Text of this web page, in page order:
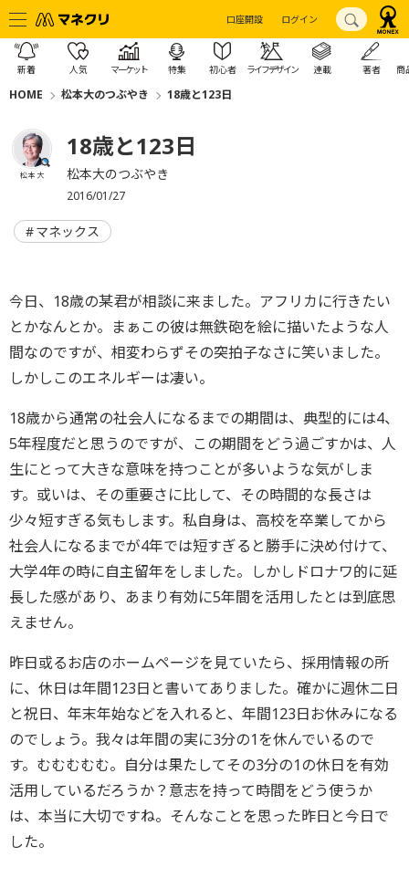
口座開設 ログイン
新着 人気 マーケット 特集 初心者 ライフデザイン 連載 著者 商
HOME 松本大のつぶやき 18歳と123日
松本 大
18歳と123日
松本大のつぶやき
2016/01/27
マネックス
今日、18歳の某君が相談に来ました。アフリカに行きたい
とかなんとか。まぁこの彼は無鉄砲を絵に描いたような人
間なのですが、相変わらずその突拍子なさに笑いました。
しかしこのエネルギーは凄い。
18歳から通常の社会人になるまでの期間は、典型的には4、
5年程度だと思うのですが、この期間をどう過ごすかは、人
生にとって大きな意味を持つことが多いような気がしま
す。或いは、その重要さに比して、その時間的な長さは
少々短すぎる気もします。私自身は、高校を卒業してから
社会人になるまでが4年では短すぎると勝手に決め付けて、
大学4年の時に自主留年をしました。しかしドロナワ的に延
長した感があり、あまり有効に5年間を活用したとは到底思
えません。
昨日或るお店のホームページを見ていたら、採用情報の所
に、休日は年間123日と書いてありました。確かに週休二日
と祝日、年末年始などを入れると、年間123日お休みになる
のでしょう。我々は年間の実に3分の1を休んでいるので
す。むむむむむ。自分は果たしてその3分の1の休日を有効
活用しているだろうか？意志を持って時間をどう使うか
は、本当に大切ですね。そんなことを思った昨日と今日で
した。